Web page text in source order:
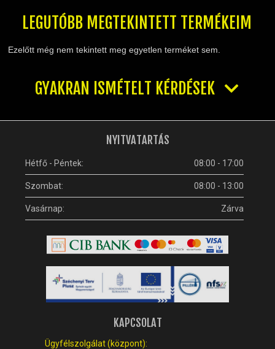
LEGUTÓBB MEGTEKINTETT TERMÉKEIM
Ezelőtt még nem tekintett meg egyetlen terméket sem.
GYAKRAN ISMÉTELT KÉRDÉSEK
NYITVATARTÁS
Hétfő - Péntek: 08:00 - 17:00
Szombat: 08:00 - 13:00
Vasárnap: Zárva
KAPCSOLAT
Ügyfélszolgálat (központ):